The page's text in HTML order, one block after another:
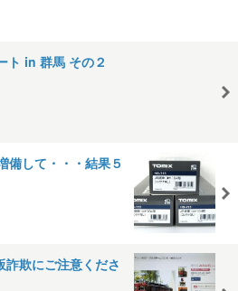
ト in 群馬 その２
備して・・・結果５
詐欺にご注意くださ